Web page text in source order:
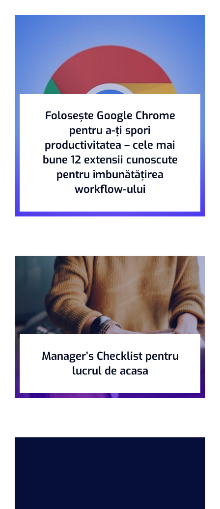
Folosește Google Chrome
pentru a-ți spori
productivitatea – cele mai
bune 12 extensii cunoscute
pentru îmbunătățirea
workflow-ului
Manager’s Checklist pentru
lucrul de acasa